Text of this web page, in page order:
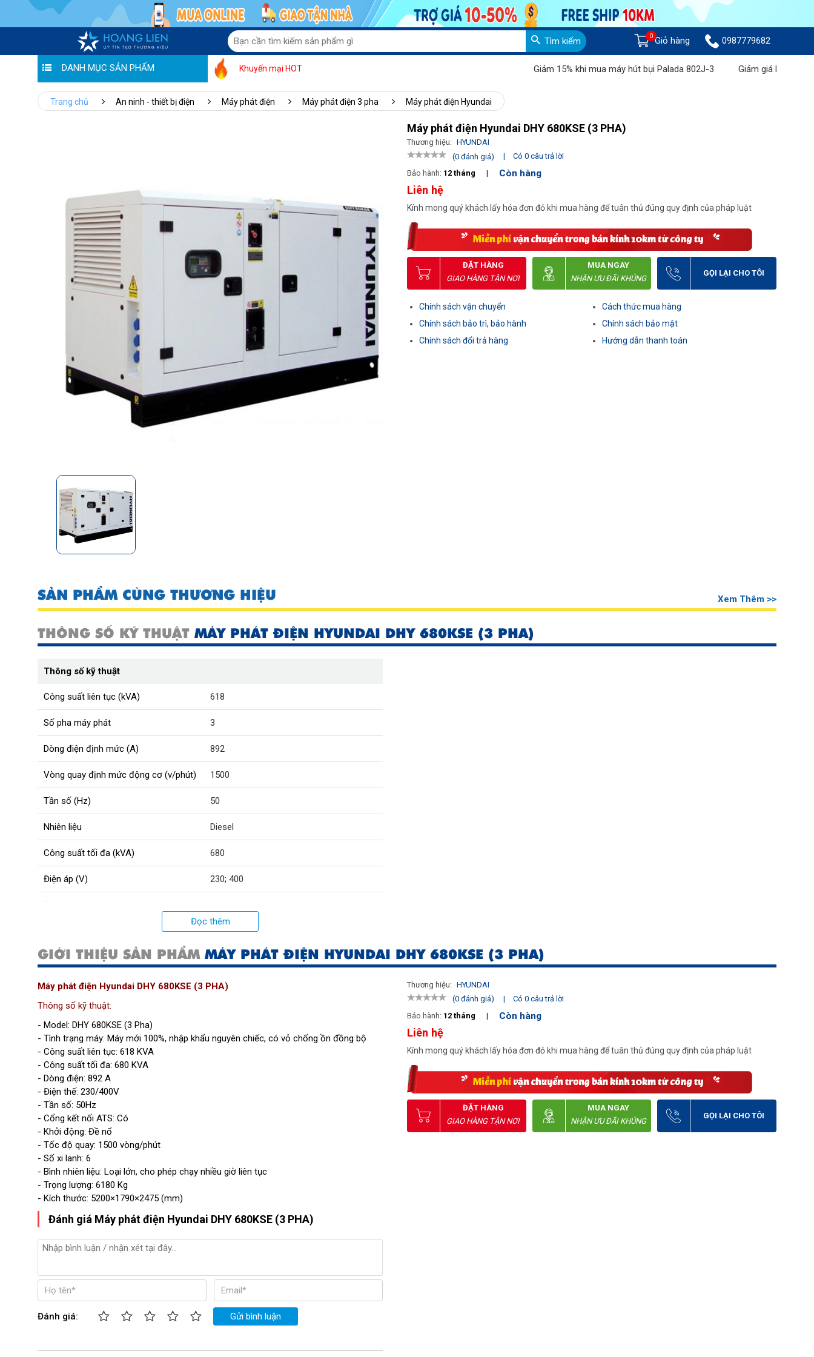
Tìm kiếm 0 Giỏ hàng 0987779682
DANH MỤC SẢN PHẨM Khuyến mại HOT Giảm 15% khi mua máy hút bụi Palada 802J-3 Giảm giá lên đến 1 triệu
Trang chủ An ninh - thiết bị điện Máy phát điện Máy phát điện 3 pha Máy phát điện Hyundai
Máy phát điện Hyundai DHY 680KSE (3 PHA)
Thương hiệu: HYUNDAI
(0 đánh giá)
|
Có 0 câu trả lời
Bảo hành: 12 tháng | Còn hàng
Liên hệ
Kính mong quý khách lấy hóa đơn đỏ khi mua hàng để tuân thủ đúng quy định của pháp luật
ĐẶT HÀNG
GIAO HÀNG TẬN NƠI
MUA NGAY
NHẬN ƯU ĐÃI KHỦNG
GỌI LẠI CHO TÔI
Chính sách vận chuyển
Chính sách bảo trì, bảo hành
Chính sách đổi trả hàng
Cách thức mua hàng
Chính sách bảo mật
Hướng dẫn thanh toán
SẢN PHẨM CÙNG THƯƠNG HIỆU Xem Thêm >>
THÔNG SỐ KỸ THUẬT MÁY PHÁT ĐIỆN HYUNDAI DHY 680KSE (3 PHA)
Thông số kỹ thuật
Công suất liên tục (kVA) 618
Số pha máy phát 3
Dòng điện định mức (A) 892
Vòng quay định mức động cơ (v/phút) 1500
Tần số (Hz) 50
Nhiên liệu Diesel
Công suất tối đa (kVA) 680
Điện áp (V) 230; 400
5200×1790×2475
Hệ thống khởi động Bằng điện
Đọc thêm
GIỚI THIỆU SẢN PHẨM MÁY PHÁT ĐIỆN HYUNDAI DHY 680KSE (3 PHA)
Máy phát điện Hyundai DHY 680KSE (3 PHA)
Thông số kỹ thuật:
- Model: DHY 680KSE (3 Pha)
- Tình trạng máy: Máy mới 100%, nhập khẩu nguyên chiếc, có vỏ chống ồn đồng bộ
- Công suất liên tục: 618 KVA
- Công suất tối đa: 680 KVA
- Dòng điện: 892 A
- Điện thế: 230/400V
- Tần số: 50Hz
- Cổng kết nối ATS: Có
- Khởi động: Đề nổ
- Tốc độ quay: 1500 vòng/phút
- Số xi lanh: 6
- Bình nhiên liệu: Loại lớn, cho phép chạy nhiều giờ liên tục
- Trọng lượng: 6180 Kg
- Kích thước: 5200×1790×2475 (mm)
Đánh giá Máy phát điện Hyundai DHY 680KSE (3 PHA)
Đánh giá: Gửi bình luận
Thương hiệu: HYUNDAI
(0 đánh giá)
|
Có 0 câu trả lời
Bảo hành: 12 tháng | Còn hàng
Liên hệ
Kính mong quý khách lấy hóa đơn đỏ khi mua hàng để tuân thủ đúng quy định của pháp luật
ĐẶT HÀNG
GIAO HÀNG TẬN NƠI
MUA NGAY
NHẬN ƯU ĐÃI KHỦNG
GỌI LẠI CHO TÔI